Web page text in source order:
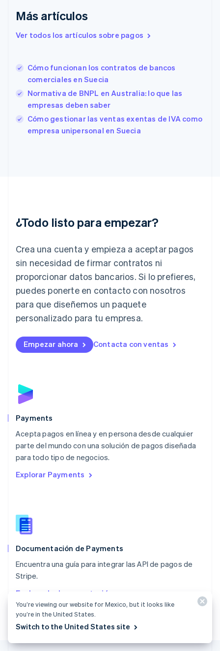
Más artículos
Ver todos los artículos sobre pagos
Cómo funcionan los contratos de bancos
comerciales en Suecia
Normativa de BNPL en Australia: lo que las
empresas deben saber
Cómo gestionar las ventas exentas de IVA como
empresa unipersonal en Suecia
¿Todo listo para empezar?
Crea una cuenta y empieza a aceptar pagos
sin necesidad de firmar contratos ni
proporcionar datos bancarios. Si lo prefieres,
puedes ponerte en contacto con nosotros
para que diseñemos un paquete
personalizado para tu empresa.
Empezar ahora Contacta con ventas
Payments
Acepta pagos en línea y en persona desde cualquier
parte del mundo con una solución de pagos diseñada
para todo tipo de negocios.
Explorar Payments
Documentación de Payments
Encuentra una guía para integrar las API de pagos de
Stripe.
Explorar la documentación
English
EnglishItaliano
Estados Unidos
EnglishEspañol 简体中文
English
Finlandia
English Svenska
Francia
Français English
Irlanda
Italia
English
Japón
日本語English
Letonia
Liechtenstein
DeutschEnglish
English
Luxemburgo
Malta
English
Español
English
Nueva Zelandia
English
NederlandsEnglish
Português
RAE de Hong Kong, China
Reino Unido
República Checa
English
Singapur
English简体中文
Suecia
Suiza
You’re viewing our website for Mexico, but it looks like
you’re in the United States.
Switch to the United States site